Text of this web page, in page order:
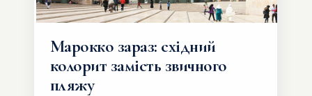
Марокко зараз: східний
колорит замість звичного
пляжу